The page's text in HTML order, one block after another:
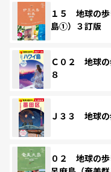
１５ 地球の
島①）３訂版
Ｃ０２ 地球
８
Ｊ３３ 地球
０２ 地球の